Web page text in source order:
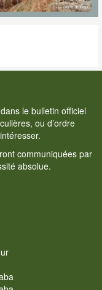
le bulletin officiel
ou d’ordre
communiquées par
absolue.